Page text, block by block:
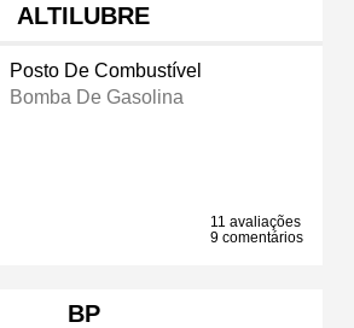
ALTILUBRE
Posto De Combustível
Bomba De Gasolina
11 avaliações
9 comentários
BP